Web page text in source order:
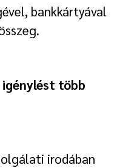
bankkártyával
igénylést több
irodában